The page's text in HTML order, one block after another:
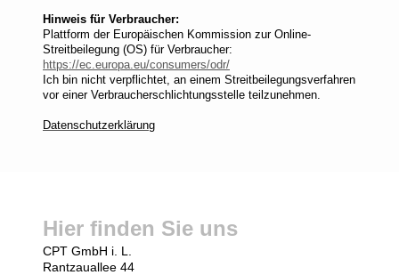
Hinweis für Verbraucher:
Plattform der Europäischen Kommission zur Online-
Streitbeilegung (OS) für Verbraucher:
https://ec.europa.eu/consumers/odr/
Ich bin nicht verpflichtet, an einem Streitbeilegungsverfahren
vor einer Verbraucherschlichtungsstelle teilzunehmen.
Datenschutzerklärung
Hier finden Sie uns
CPT GmbH i. L.
Rantzauallee 44